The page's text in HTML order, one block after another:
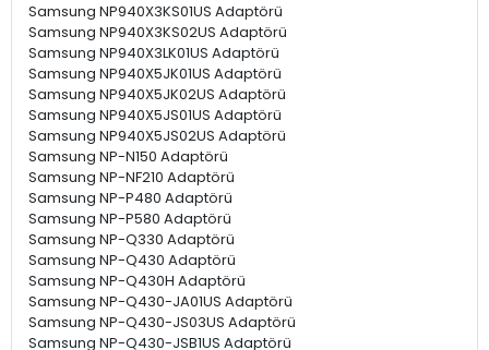
Samsung NP940X3KS01US Adaptörü
Samsung NP940X3KS02US Adaptörü
Samsung NP940X3LK01US Adaptörü
Samsung NP940X5JK01US Adaptörü
Samsung NP940X5JK02US Adaptörü
Samsung NP940X5JS01US Adaptörü
Samsung NP940X5JS02US Adaptörü
Samsung NP-N150 Adaptörü
Samsung NP-NF210 Adaptörü
Samsung NP-P480 Adaptörü
Samsung NP-P580 Adaptörü
Samsung NP-Q330 Adaptörü
Samsung NP-Q430 Adaptörü
Samsung NP-Q430H Adaptörü
Samsung NP-Q430-JA01US Adaptörü
Samsung NP-Q430-JS03US Adaptörü
Samsung NP-Q430-JSB1US Adaptörü